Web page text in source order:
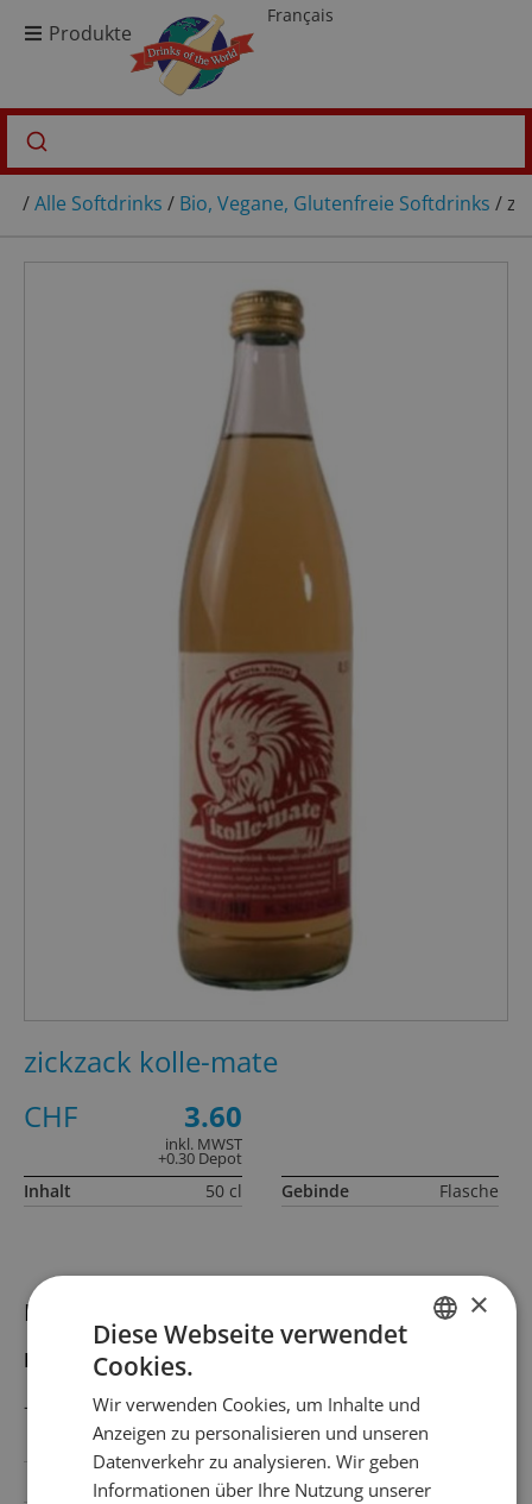
Produkte
Français
/Alle Softdrinks / Bio, Vegane, Glutenfreie Softdrinks /
Informationen zum Produkt
Produktbeschreibung
–
Deutschland
zickzack kolle-mate
CHF
3.60
inkl. MWST
+0.30 Depot
Inhalt 50 cl Gebinde Flasche
FRENCH
×
Diese Webseite verwendet
Cookies.
Wir verwenden Cookies, um Inhalte und
Anzeigen zu personalisieren und unseren
Datenverkehr zu analysieren. Wir geben
Informationen über Ihre Nutzung unserer